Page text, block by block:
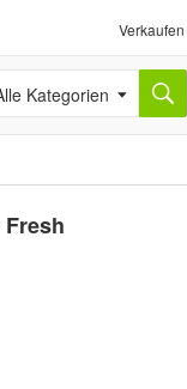
Verkaufen
Kategorien